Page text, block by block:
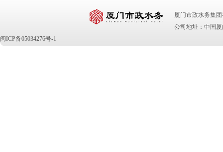
厦门市政水务集团
公司地址：中国
闽ICP备05034276号-1